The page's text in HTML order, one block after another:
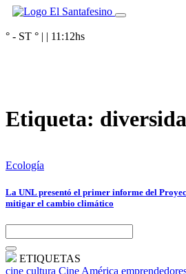
° - ST ° | | 11:12hs
Etiqueta:
Ecología
La UNL presentó el primer informe del
mitigar el cambio climático
ETIQUETAS
cine cultura Cine América